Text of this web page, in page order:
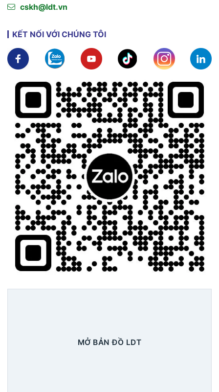
cskh@ldt.vn
KẾT NỐI VỚI CHÚNG TÔI
Xem chi tiết Xem chi tiếtXem chi tiết Xem chi tiết Xem chi tiết
MỞ BẢN ĐỒ LDT